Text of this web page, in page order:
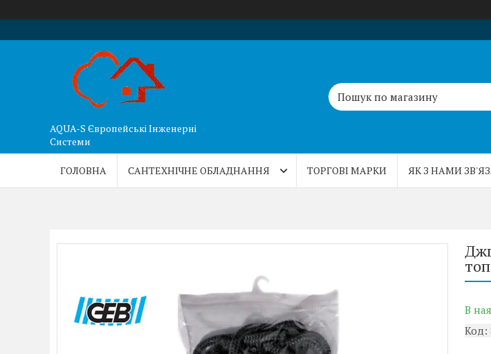
AQUA-S Європейські Інженерні
Системи
ГОЛОВНА САНТЕХНІЧНЕ ОБЛАДНАННЯ ТОРГОВІ МАРКИ ЯК З НАМИ
В
Код: